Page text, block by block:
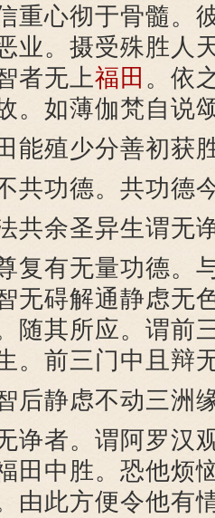
重心彻于骨髓。
业。摄受殊胜人
者无上福田 。依
。如薄伽梵自说
殖少分善初获
功德。共功德
余圣异生谓无
有无量功德。
无碍解通静虑无
随其所应。谓前
。前三门中且辩
静虑不动三洲
者。谓阿罗汉
田中胜。恐他烦
由此方便令他有